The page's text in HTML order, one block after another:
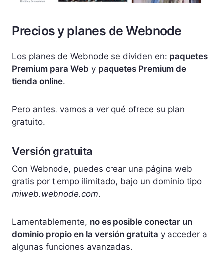
Precios y planes de Webnode
Los planes de Webnode se dividen en: paquetes
Premium para Web y paquetes Premium de
tienda online.
Pero antes, vamos a ver qué ofrece su plan
gratuito.
Versión gratuita
Con Webnode, puedes crear una página web
gratis por tiempo ilimitado, bajo un dominio tipo
miweb.webnode.com.
Lamentablemente, no es posible conectar un
dominio propio en la versión gratuita y acceder a
algunas funciones avanzadas.